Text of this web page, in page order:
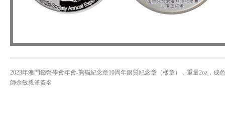
2023年澳門錢幣學會年會-熊貓紀念章10周年銀質紀念章（樣章），重量2oz，成
師余敏親筆簽名